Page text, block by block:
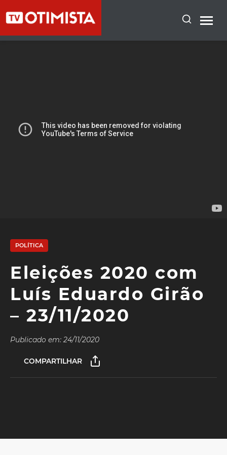
POLÍTICA
Eleições 2020 com
Luís Eduardo Girão
– 23/11/2020
Publicado em: 24/11/2020
COMPARTILHAR